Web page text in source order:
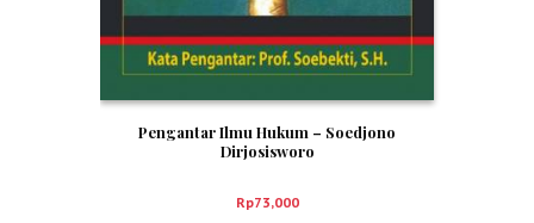
Pengantar Ilmu Hukum – Soedjono
Dirjosisworo
Rp73,000